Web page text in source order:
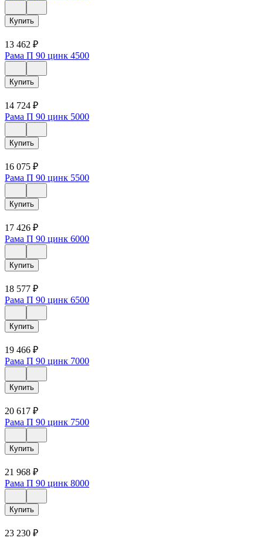
Купить
13 462 ₽
Рама П 90 цинк 4500
Купить
14 724 ₽
Рама П 90 цинк 5000
Купить
16 075 ₽
Рама П 90 цинк 5500
Купить
17 426 ₽
Рама П 90 цинк 6000
Купить
18 577 ₽
Рама П 90 цинк 6500
Купить
19 466 ₽
Рама П 90 цинк 7000
Купить
20 617 ₽
Рама П 90 цинк 7500
Купить
21 968 ₽
Рама П 90 цинк 8000
Купить
23 230 ₽